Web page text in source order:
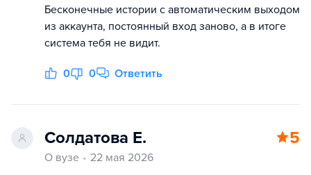
Бесконечные истории с автоматическим выходом
из аккаунта, постоянный вход заново, а в итоге
система тебя не видит.
0 0 Ответить
Солдатова Е. 5
О вузе
22 мая 2026